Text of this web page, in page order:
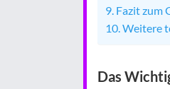
Fazit zum
Weitere
Das